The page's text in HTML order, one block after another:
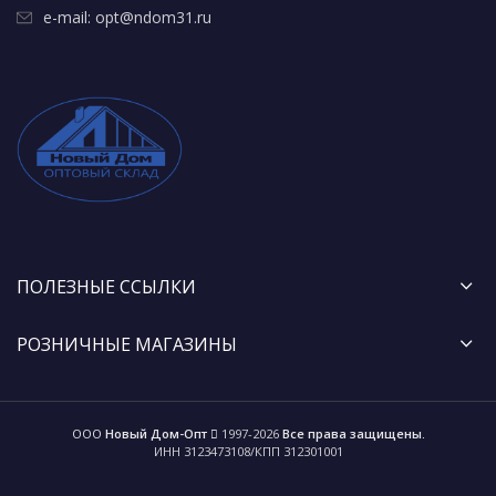
e-mail: opt@ndom31.ru
ПОЛЕЗНЫЕ ССЫЛКИ
РОЗНИЧНЫЕ МАГАЗИНЫ
ООО Новый Дом-Опт 1997-2026 Все права защищены.
ИНН 3123473108/КПП 312301001